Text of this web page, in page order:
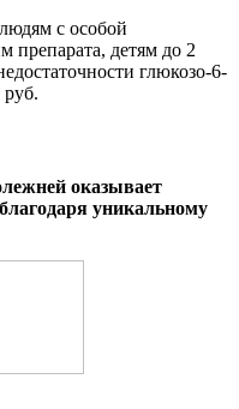
с особой
препарата, детям до 2
глюкозо-6-
оказывает
уникальному